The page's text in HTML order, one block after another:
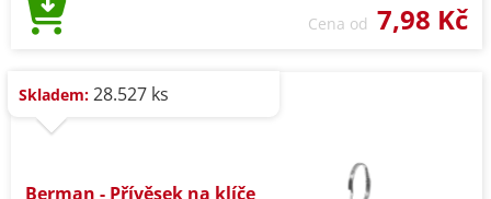
Cena od 7,98 Kč
Skladem: 28.527 ks
Berman - Přívěsek na klíče